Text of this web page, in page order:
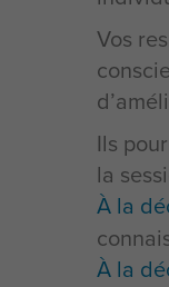
Vos
Ils
la
À la
À la